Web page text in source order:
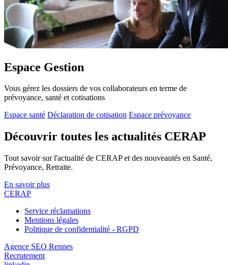
Espace Gestion
Vous gérez les dossiers de vos collaborateurs en terme de
prévoyance, santé et cotisations
Espace santé Déclaration de cotisation Espace prévoyance
Découvrir toutes les actualités CERAP
Tout savoir sur l'actualité de CERAP et des nouveautés en Santé,
Prévoyance, Retraite.
En savoir plus
CERAP
Service réclamations
Mentions légales
Politique de confidentialité - RGPD
Agence SEO Rennes
Recrutement